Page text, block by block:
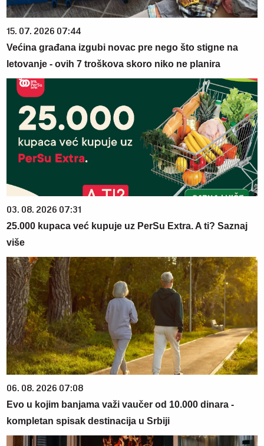
15. 07. 2026 07:44
Većina građana izgubi novac pre nego što stigne na
letovanje - ovih 7 troškova skoro niko ne planira
03. 08. 2026 07:31
25.000 kupaca već kupuje uz PerSu Extra. A ti? Saznaj
više
06. 08. 2026 07:08
Evo u kojim banjama važi vaučer od 10.000 dinara -
kompletan spisak destinacija u Srbiji